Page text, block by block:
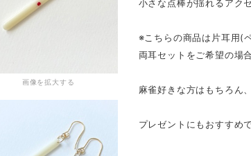
画像を拡大する
小さな点棒が揺れるアク
※こちらの商品は片耳用(
両耳セットをご希望の場
麻雀好きな方はもちろん
プレゼントにもおすすめ